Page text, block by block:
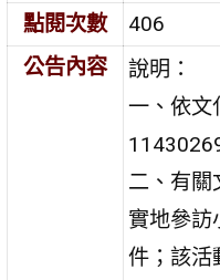
點閱次數
406
公告內容
說明：
一、依文
二、有關
實地參訪
件；該活